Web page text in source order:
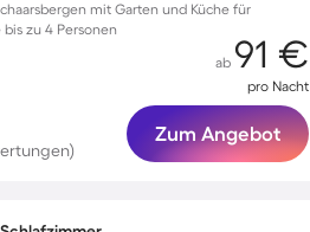
mit Garten und Küche für
zu 4 Personen
ab 91 €
pro Nacht
Zum Angebot